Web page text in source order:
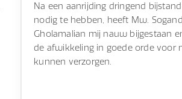
Na een aanrijding dringend bijstand
nodig te hebben, heeft Mw.
Gholamalian mij nauw bijgestaan
de afwikkeling in goede orde voor
kunnen verzorgen.